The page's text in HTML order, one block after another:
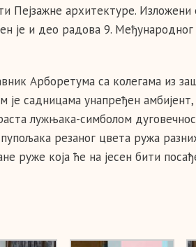
Пејзажне архитектуре.
је и део радова 9. Међународног
Арборетума са колегама из
садницама унапређен амбијент,
лужњака-симболом
резаног цвета ружа
руже која ће на јесен бити